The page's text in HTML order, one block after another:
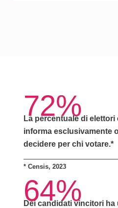
72%
La percentuale di elettori
informa esclusivamente
decidere per chi votare.*
* Censis, 2023
64%
Dei candidati vincitori ha